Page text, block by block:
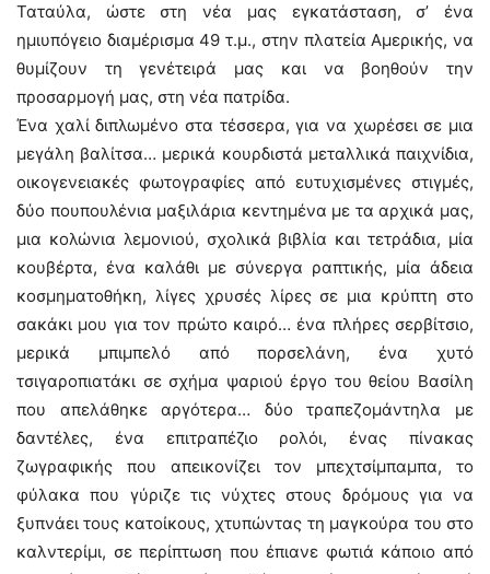
Ταταύλα, ώστε στη νέα μας εγκατάσταση, σ’ ένα
ημιυπόγειο διαμέρισμα 49 τ.μ., στην πλατεία Αμερικής, να
θυμίζουν τη γενέτειρά μας και να βοηθούν την
προσαρμογή μας, στη νέα πατρίδα.
Ένα χαλί διπλωμένο στα τέσσερα, για να χωρέσει σε μια
μεγάλη βαλίτσα… μερικά κουρδιστά μεταλλικά παιχνίδια,
οικογενειακές φωτογραφίες από ευτυχισμένες στιγμές,
δύο πουπουλένια μαξιλάρια κεντημένα με τα αρχικά μας,
μια κολώνια λεμονιού, σχολικά βιβλία και τετράδια, μία
κουβέρτα, ένα καλάθι με σύνεργα ραπτικής, μία άδεια
κοσμηματοθήκη, λίγες χρυσές λίρες σε μια κρύπτη στο
σακάκι μου για τον πρώτο καιρό… ένα πλήρες σερβίτσιο,
μερικά μπιμπελό από πορσελάνη, ένα χυτό
τσιγαροπιατάκι σε σχήμα ψαριού έργο του θείου Βασίλη
που απελάθηκε αργότερα… δύο τραπεζομάντηλα με
δαντέλες, ένα επιτραπέζιο ρολόι, ένας πίνακας
ζωγραφικής που απεικονίζει τον μπεχτσίμπαμπα, το
φύλακα που γύριζε τις νύχτες στους δρόμους για να
ξυπνάει τους κατοίκους, χτυπώντας τη μαγκούρα του στο
καλντερίμι, σε περίπτωση που έπιανε φωτιά κάποιο από